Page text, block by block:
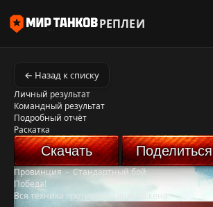
РЕПЛЕИ
← Назад к списку
Личный результат
Командный результат
Подробный отчёт
Раскатка
Скачать Поделиться
Провинция-Стандартный бой
Победа!
Вся техника противника уничтожена